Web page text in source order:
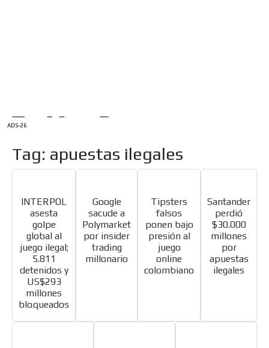
ADS-26
Tag: apuestas ilegales
INTERPOL
asesta
golpe
global al
juego ilegal;
5.811
detenidos y
US$293
millones
bloqueados
Google
sacude a
Polymarket
por insider
trading
millonario
Tipsters
falsos
ponen bajo
presión al
juego
online
colombiano
Santander
perdió
$30.000
millones
por
apuestas
ilegales